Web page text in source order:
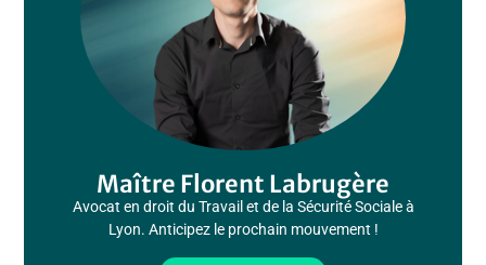
Maître Florent Labrugère
Avocat en droit du Travail et de la Sécurité Sociale à
Lyon. Anticipez le prochain mouvement !